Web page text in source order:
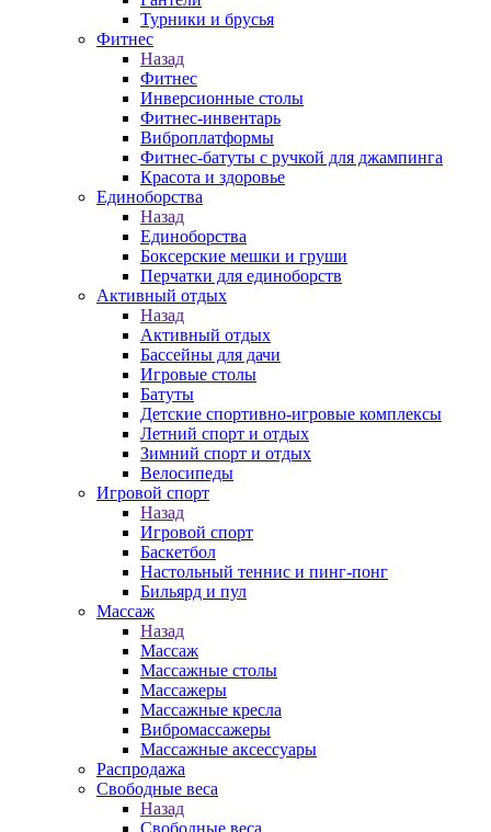
Турники и брусья
Фитнес
Назад
Фитнес
Инверсионные столы
Фитнес-инвентарь
Виброплатформы
Фитнес-батуты с ручкой для джампинга
Красота и здоровье
Единоборства
Назад
Единоборства
Боксерские мешки и груши
Перчатки для единоборств
Активный отдых
Назад
Активный отдых
Бассейны для дачи
Игровые столы
Батуты
Детские спортивно-игровые комплексы
Летний спорт и отдых
Зимний спорт и отдых
Велосипеды
Игровой спорт
Назад
Игровой спорт
Баскетбол
Настольный теннис и пинг-понг
Бильярд и пул
Массаж
Назад
Массаж
Массажные столы
Массажеры
Массажные кресла
Вибромассажеры
Массажные аксессуары
Распродажа
Свободные веса
Назад
Свободные веса